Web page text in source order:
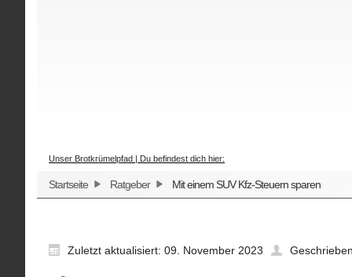
Unser Brotkrümelpfad | Du befindest dich hier:
Startseite Ratgeber Mit einem SUV Kfz-Steuern sparen
Zuletzt aktualisiert: 09. November 2023